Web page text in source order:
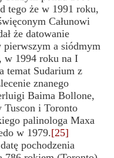
tego że w 1991 roku,
ym Całunowi
że datowanie
pierwszym a siódmym
w 1994 roku na I
temat Sudarium z
znanego
Baima Bollone,
Tuscon i Toronto
palinologa Maxa
w 1979.[25]
pochodzenia